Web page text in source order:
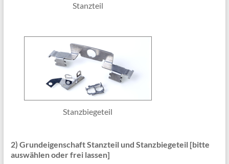
Stanzteil
Stanzbiegeteil
2) Grundeigenschaft Stanzteil und Stanzbiegeteil [bitte
auswählen oder frei lassen]